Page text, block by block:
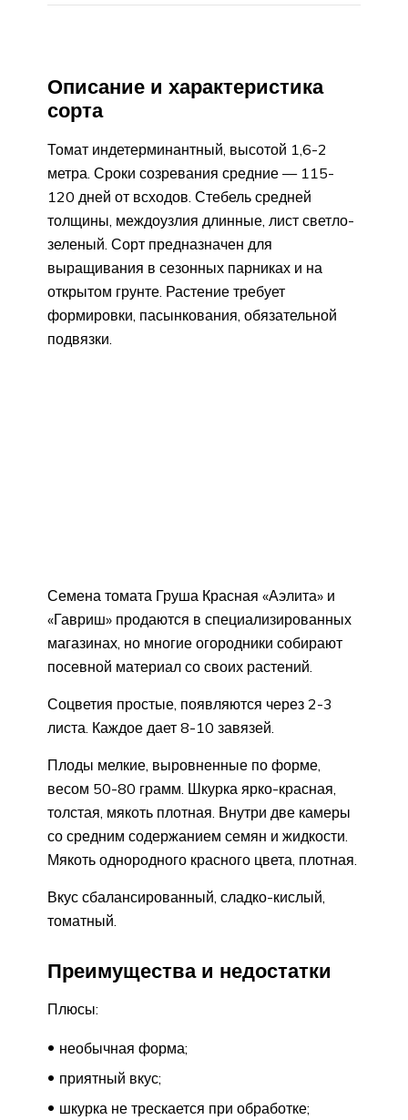
Описание и характеристика
сорта
Томат индетерминантный, высотой 1,6-2
метра. Сроки созревания средние — 115-
120 дней от всходов. Стебель средней
толщины, междоузлия длинные, лист светло-
зеленый. Сорт предназначен для
выращивания в сезонных парниках и на
открытом грунте. Растение требует
формировки, пасынкования, обязательной
подвязки.
Семена томата Груша Красная «Аэлита» и
«Гавриш» продаются в специализированных
магазинах, но многие огородники собирают
посевной материал со своих растений.
Соцветия простые, появляются через 2-3
листа. Каждое дает 8-10 завязей.
Плоды мелкие, выровненные по форме,
весом 50-80 грамм. Шкурка ярко-красная,
толстая, мякоть плотная. Внутри две камеры
со средним содержанием семян и жидкости.
Мякоть однородного красного цвета, плотная.
Вкус сбалансированный, сладко-кислый,
томатный.
Преимущества и недостатки
Плюсы:
необычная форма;
приятный вкус;
шкурка не трескается при обработке;